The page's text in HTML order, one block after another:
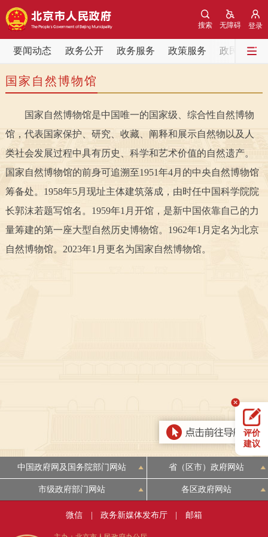
登录
无障碍
搜索
要闻动态 政务公开 政务服务 政策服务 政民互动
要闻动态
党中央精神
北京要闻 会议信息 部门动态
各区热点
政务公开
市领导 机构职能 政策服务
政策兑现 政策解读 回应关切
12345网上接诉即办 我要咨询 我要建议
参与调查 在线访谈 图说互动
国家自然博物馆
国家自然博物馆是中国唯一的国家级、综合性自然博物
馆，代表国家保护、研究、收藏、阐释和展示自然物以及人
类社会发展过程中具有历史、科学和艺术价值的自然遗产。
国家自然博物馆的前身可追溯至1951年4月的中央自然博物馆
筹备处。1958年5月现址主体建筑落成，由时任中国科学院院
长郭沫若题写馆名。1959年1月开馆，是新中国依靠自己的力
量筹建的第一座大型自然历史博物馆。1962年1月定名为北京
自然博物馆。2023年1月更名为国家自然博物馆。
评价
建议
中国政府网及国务院部门网站 省（区市）政府网站
市级政府部门网站 各区政府网站
微信 政务新媒体发布厅 邮箱